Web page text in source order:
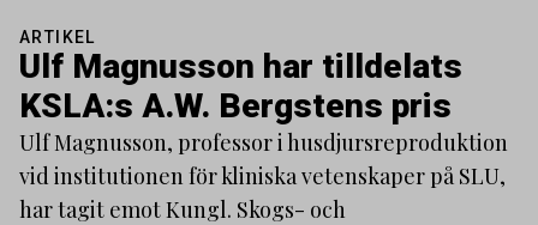
ARTIKEL
Ulf Magnusson har tilldelats
KSLA:s A.W. Bergstens pris
Ulf Magnusson, professor i husdjursreproduktion
vid institutionen för kliniska vetenskaper på SLU,
har tagit emot Kungl. Skogs- och